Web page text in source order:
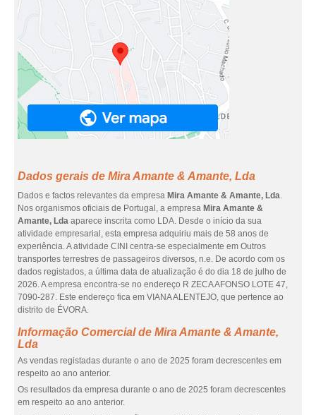
Dados gerais de Mira Amante & Amante, Lda
Dados e factos relevantes da empresa Mira Amante & Amante, Lda.
Nos organismos oficiais de Portugal, a empresa Mira Amante &
Amante, Lda aparece inscrita como LDA. Desde o início da sua
atividade empresarial, esta empresa adquiriu mais de 58 anos de
experiência. A atividade CINI centra-se especialmente em Outros
transportes terrestres de passageiros diversos, n.e. De acordo com os
dados registados, a última data de atualização é do dia 18 de julho de
2026. A empresa encontra-se no endereço R ZECA AFONSO LOTE 47,
7090-287. Este endereço fica em VIANA ALENTEJO, que pertence ao
distrito de ÉVORA.
Informação Comercial de Mira Amante & Amante,
Lda
As vendas registadas durante o ano de 2025 foram decrescentes em
respeito ao ano anterior.
Os resultados da empresa durante o ano de 2025 foram decrescentes
em respeito ao ano anterior.